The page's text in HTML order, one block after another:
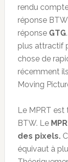
rendu
réponse
réponse GTG
plus attractif
chose de
récemment
Moving
Le MPRT
BTW. Le
des pixels.
équivaut à